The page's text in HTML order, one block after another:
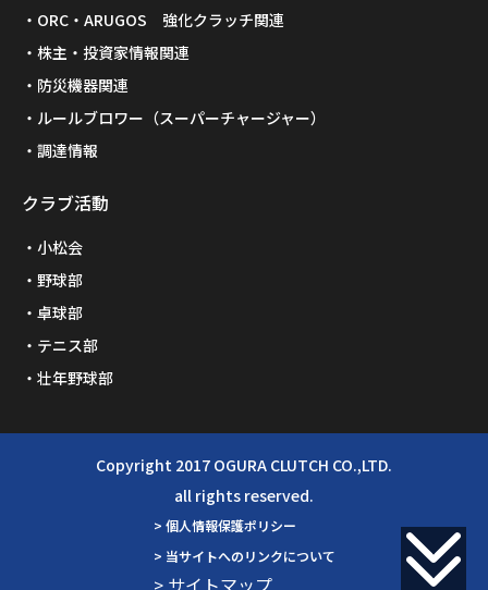
ORC・ARUGOS 強化クラッチ関連
株主・投資家情報関連
防災機器関連
ルールブロワー（スーパーチャージャー）
調達情報
クラブ活動
小松会
野球部
卓球部
テニス部
壮年野球部
Copyright 2017 OGURA CLUTCH CO.,LTD.
all rights reserved.
> 個人情報保護ポリシー
> 当サイトへのリンクについて
> サイトマップ